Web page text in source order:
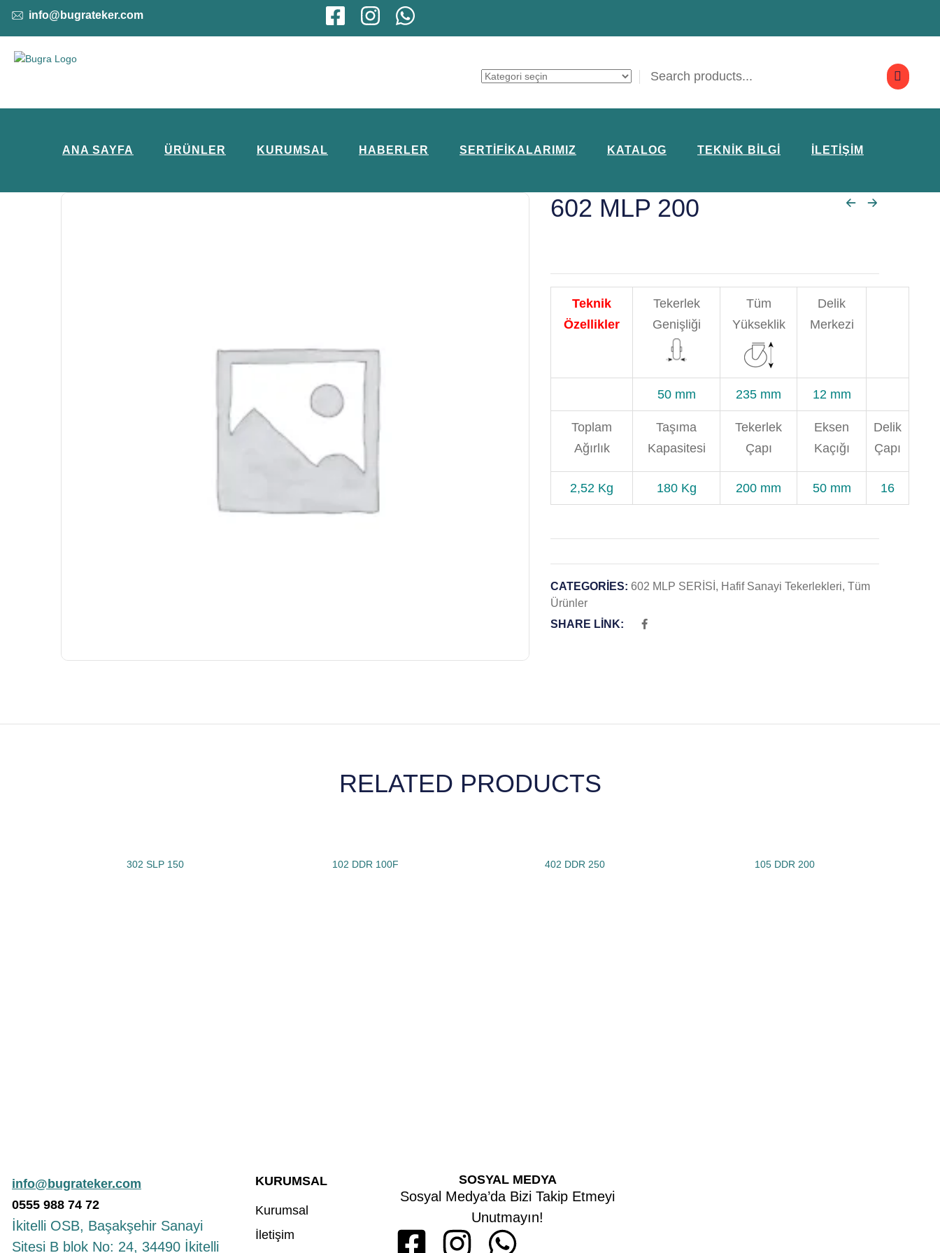
info@bugrateker.com
ANA SAYFA ÜRÜNLER KURUMSAL HABERLER SERTIFIKALARIMIZ KATALOG TEKNIK BILGI İLETIŞIM
602 MLP 200
Teknik
Özellikler
Tekerlek
Genişliği
Tüm
Yükseklik
Delik
Merkezi
50 mm 235 mm 12 mm
Toplam
Ağırlık
Taşıma
Kapasitesi
Tekerlek
Çapı
Eksen
Kaçığı
Delik
Çapı
2,52 Kg 180 Kg 200 mm 50 mm 16
CATEGORIES: 602 MLP SERİSİ , Hafif Sanayi Tekerlekleri, Tüm
Ürünler
SHARE LINK:
RELATED PRODUCTS
302 SLP 150 102 DDR 100F 402 DDR 250 105 DDR 200
info@bugrateker.com
0555 988 74 72
İkitelli OSB, Başakşehir Sanayi
Sitesi B blok No: 24, 34490 İkitelli
KURUMSAL
Kurumsal
İletişim
SOSYAL MEDYA
Sosyal Medya’da Bizi Takip Etmeyi
Unutmayın!